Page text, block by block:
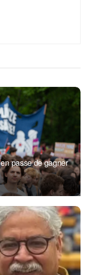
passe de gagner